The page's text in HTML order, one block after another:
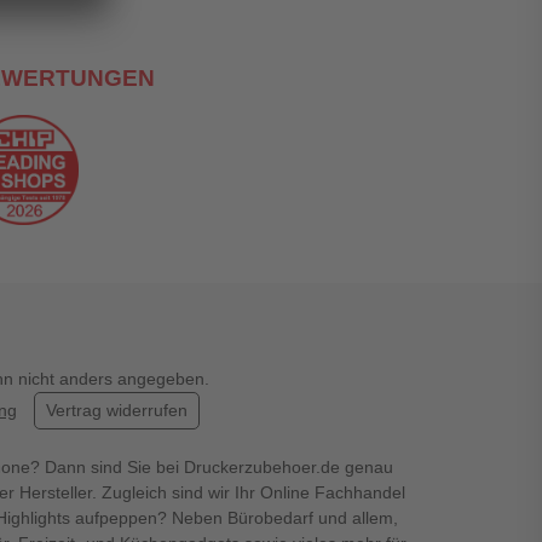
nicht anders angegeben.
Vertrag widerrufen
Dann sind Sie bei Druckerzubehoer.de genau
Hersteller. Zugleich sind wir Ihr Online Fachhandel
aufpeppen? Neben Bürobedarf und allem,